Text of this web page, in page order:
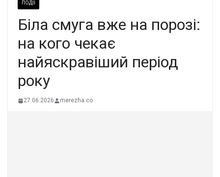
ПОДІЇ
Біла смуга вже на порозі:
на кого чекає
найяскравіший період
року
27.06.2026 merezha.co